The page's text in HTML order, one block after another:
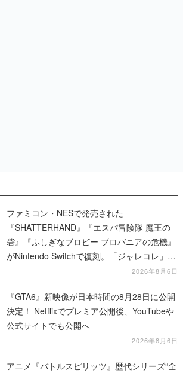
ファミコン・NESで発売された
『SHATTERHAND』『エスパ冒険隊 魔王の
砦』『ふしぎなブロビー ブロバニアの危機』
がNintendo Switchで復刻。「ジャレコレ」シ
2026年8月6日
『GTA6』新映像が日本時間の8月28日に公開
決定！ Netflixでプレミア公開後、YouTubeや
公式サイトでも公開へ
2026年8月6日
アニメ『バトルスピリッツ』歴代シリーズ“全